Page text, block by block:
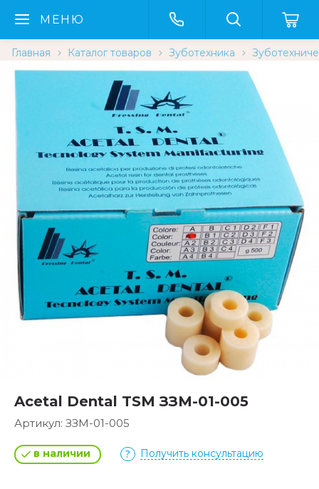
МЕНЮ
Главная Каталог товаров Зуботехника
Acetal Dental TSM ЗЗМ-01-005
Артикул: ЗЗМ-01-005
в наличии Получить консультацию